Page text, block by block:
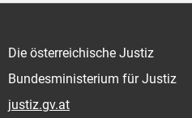
Die österreichische Justiz
Bundesministerium für Justiz
justiz.gv.at